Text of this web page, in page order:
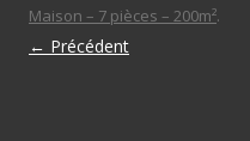
Maison – 7 pièces – 200m².
← Précédent